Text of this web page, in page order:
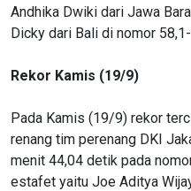
Andhika Dwiki dari Jawa
Dicky dari Bali di nomor
Rekor Kamis (19/9)
Pada Kamis (19/9) rekor
renang tim perenang DKI
menit 44,04 detik pada
estafet yaitu Joe Aditya